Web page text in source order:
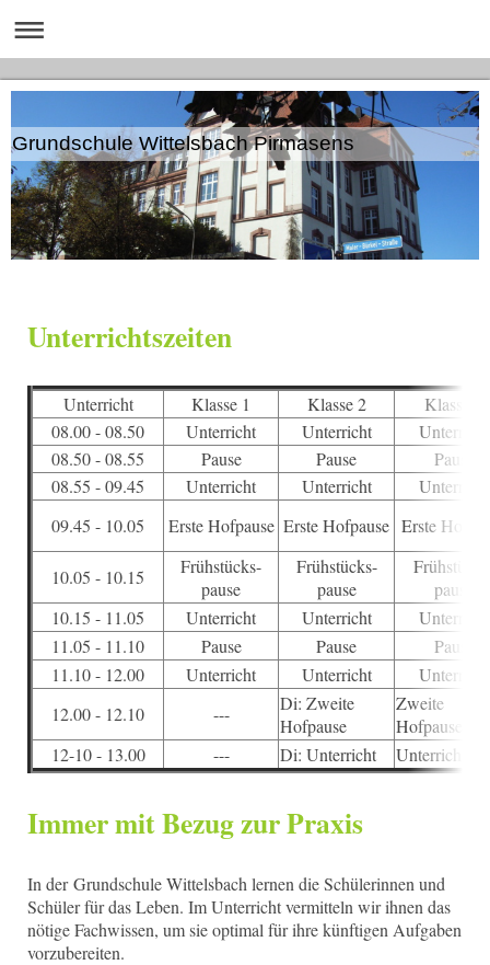
Grundschule Wittelsbach Pirmasens
Unterrichtszeiten
Unterricht Klasse 1 Klasse 2
Klasse 3
08.00 - 08.50
Unterricht Unterricht
Unterricht
08.50 - 08.55
Pause Pause
Pause
08.55 - 09.45
Unterricht Unterricht
Unterricht
09.45 - 10.05
Erste Hofpause Erste Hofpause Erste
10.05 - 10.15
Frühstücks-
pause
Frühstücks-
pause
pause
10.15 - 11.05
Unterricht Unterricht
Unterricht
11.05 - 11.10
Pause Pause
Pause
11.10 - 12.00
Unterricht Unterricht
Unterricht
12.00 - 12.10
---
Di: Zweite
Hofpause
Zweite
Hofpause
12-10 - 13.00
--- Di: Unterricht Unterricht
Immer mit Bezug zur Praxis
In der Grundschule Wittelsbach lernen die Schülerinnen und
Schüler für das Leben. Im Unterricht vermitteln wir ihnen das
nötige Fachwissen, um sie optimal für ihre künftigen Aufgaben
vorzubereiten.